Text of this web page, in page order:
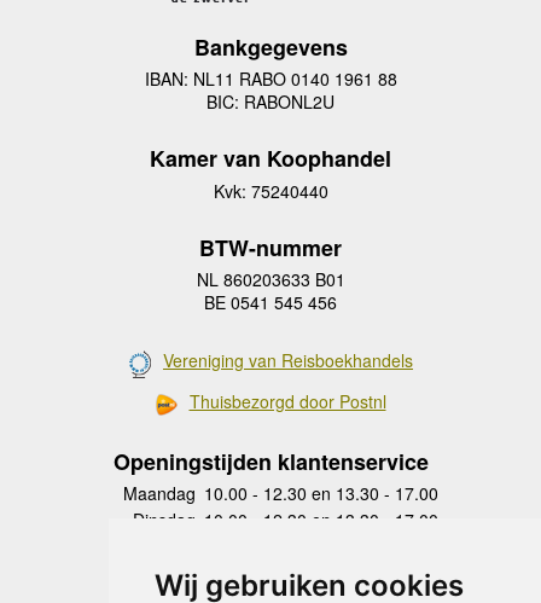
Wij gebruiken cookies
Bankgegevens
IBAN: NL11 RABO 0140 1961 88
BIC: RABONL2U
Kamer van Koophandel
Kvk: 75240440
BTW-nummer
NL 860203633 B01
BE 0541 545 456
Vereniging van Reisboekhandels
Thuisbezorgd door Postnl
Openingstijden klantenservice
Maandag 10.00 - 12.30 en 13.30 - 17.00
Dinsdag 10.00 - 12.30 en 13.30 - 17.00
Donderdag
10.00 - 12.30 en 13.30 - 17.00